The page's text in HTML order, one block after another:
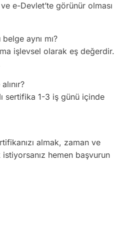
e-Devlet’te görünür olması
aynı mı?
işlevsel olarak eş değerdir.
sertifika 1-3 iş günü içinde
almak, zaman ve
hemen başvurun